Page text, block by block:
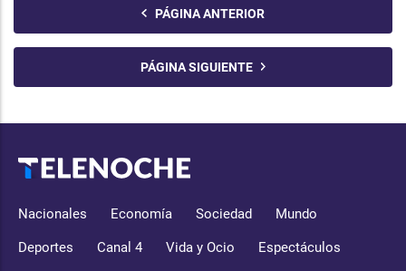
PÁGINA ANTERIOR
PÁGINA SIGUIENTE
Nacionales Economía Sociedad Mundo
Deportes Canal 4 Vida y Ocio Espectáculos